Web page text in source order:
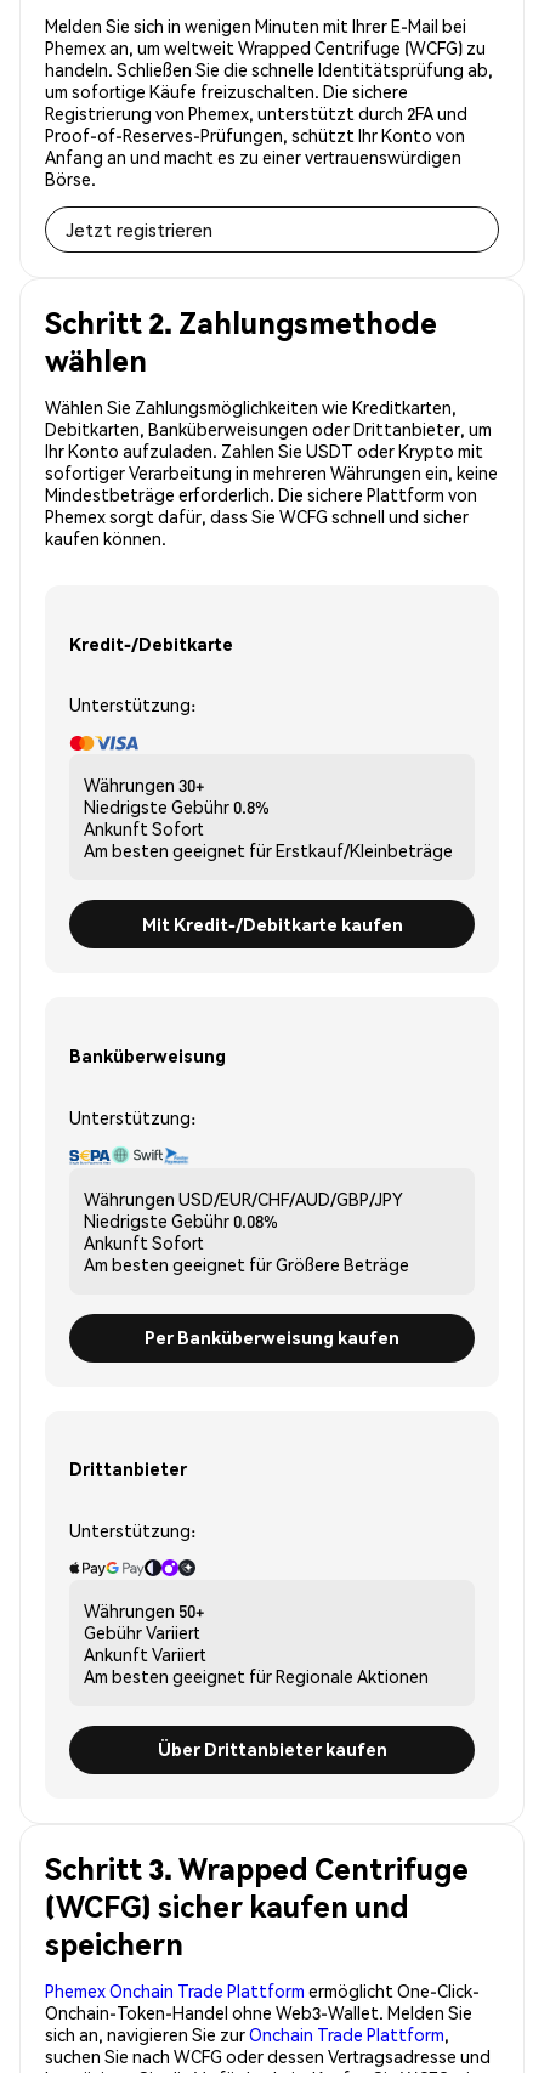
Melden Sie sich in wenigen Minuten mit Ihrer E-Mail bei
Phemex an, um weltweit Wrapped Centrifuge (WCFG) zu
handeln. Schließen Sie die schnelle Identitätsprüfung ab,
um sofortige Käufe freizuschalten. Die sichere
Registrierung von Phemex, unterstützt durch 2FA und
Proof-of-Reserves-Prüfungen, schützt Ihr Konto von
Anfang an und macht es zu einer vertrauenswürdigen
Börse.
Jetzt registrieren
Schritt 2. Zahlungsmethode
wählen
Wählen Sie Zahlungsmöglichkeiten wie Kreditkarten,
Debitkarten, Banküberweisungen oder Drittanbieter, um
Ihr Konto aufzuladen. Zahlen Sie USDT oder Krypto mit
sofortiger Verarbeitung in mehreren Währungen ein, keine
Mindestbeträge erforderlich. Die sichere Plattform von
Phemex sorgt dafür, dass Sie WCFG schnell und sicher
kaufen können.
Kredit-/Debitkarte
Unterstützung:
Währungen 30+
Niedrigste Gebühr0.8%
Ankunft Sofort
Am besten geeignet fürErstkauf/Kleinbeträge
Mit Kredit-/Debitkarte kaufen
Banküberweisung
Unterstützung:
Währungen USD/EUR/CHF/AUD/GBP/JPY
Niedrigste Gebühr0.08%
Ankunft Sofort
Am besten geeignet fürGrößere Beträge
Per Banküberweisung kaufen
Drittanbieter
Unterstützung:
Währungen 50+
GebührVariiert
Ankunft Variiert
Am besten geeignet fürRegionale Aktionen
Über Drittanbieter kaufen
Schritt 3. Wrapped Centrifuge
(WCFG) sicher kaufen und
speichern
Phemex Onchain Trade Plattform ermöglicht One-Click-
Onchain-Token-Handel ohne Web3-Wallet. Melden Sie
sich an, navigieren Sie zurOnchain Trade Plattform,
suchen Sie nach WCFG oder dessen Vertragsadresse und